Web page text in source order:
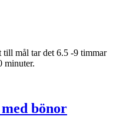
till mål tar det 6.5 -9 timmar
minuter.
bönor